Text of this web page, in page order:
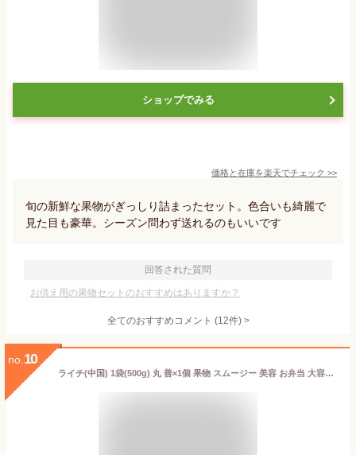
ショップでみる
価格と在庫を楽天でチェック >>
旬の新鮮な果物がぎっしり詰まったセット。色合いも綺麗で
見た目も豪華。シーズン問わず送れるのもいいです
回答された質問
お供え用の果物セットのおすすめはありますか？
全てのおすすめコメント (12件) >
no. 10
ライチ(中国) 1袋(500g) 丸 善×1個 果物 スムージー 美容 お弁当 大容量 冷凍